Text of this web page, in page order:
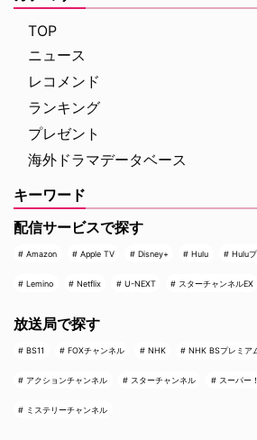
TOP
ニュース
レコメンド
ランキング
プレゼント
海外ドラマデータベース
キーワード
配信サービスで探す
Amazon Apple TV Disney+ Hulu Hulu
Lemino Netflix U-NEXT スターチャンネルEX
放送局で探す
BS11 FOXチャンネル NHK NHK BSプレミア
アクションチャンネル スターチャンネル スーパー
ミステリーチャンネル